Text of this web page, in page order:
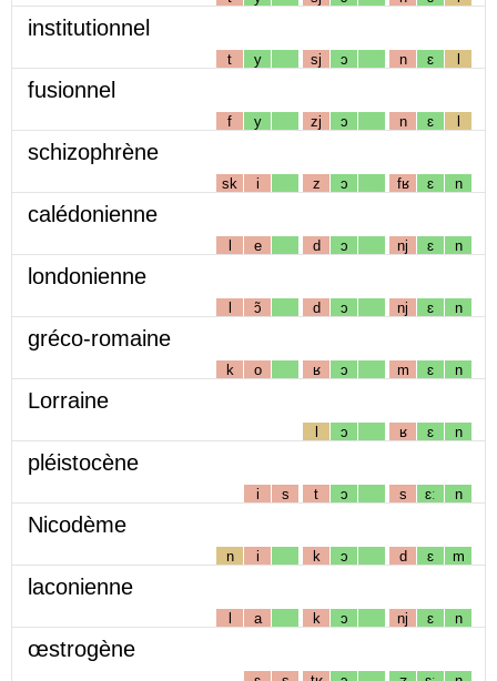
institutionnel
t y sj ɔ n ɛ l
fusionnel
f y zj ɔ n ɛ l
schizophrène
sk i z ɔ fʁ ɛ n
calédonienne
l e d ɔ nj ɛ n
londonienne
l ɔ̃ d ɔ nj ɛ n
gréco-romaine
k o ʁ ɔ m ɛ n
Lorraine
l ɔ ʁ ɛ n
pléistocène
i s t ɔ s ɛː n
Nicodème
n i k ɔ d ɛ m
laconienne
l a k ɔ nj ɛ n
œstrogène